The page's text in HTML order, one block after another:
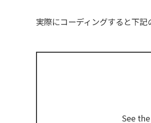
実際にコーディングすると下記
See